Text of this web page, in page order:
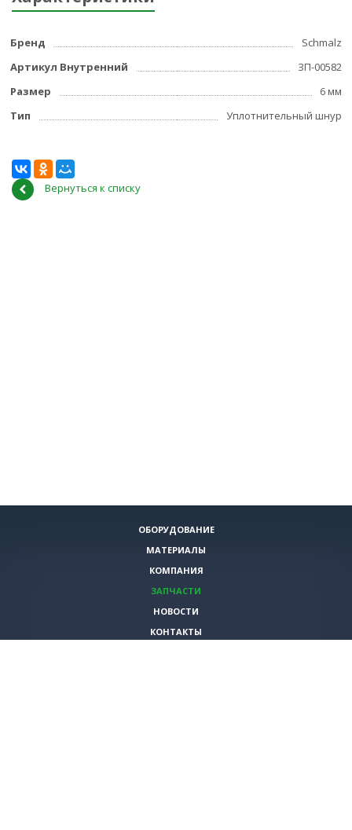
Бренд
Schmalz
Артикул Внутренний
ЗП-00582
Размер
6 мм
Тип
Уплотнительный шнур
Вернуться к списку
ОБОРУДОВАНИЕ
МАТЕРИАЛЫ
КОМПАНИЯ
ЗАПЧАСТИ
НОВОСТИ
КОНТАКТЫ